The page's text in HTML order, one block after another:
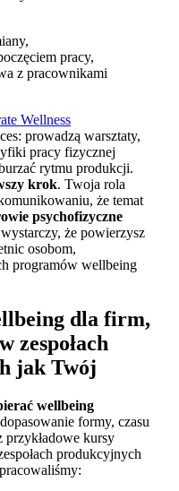
pracy,
z pracownikami
Wellness
prowadzą warsztaty,
pracy fizycznej
rytmu produkcji.
krok. Twoja rola
że temat
psychofizyczne
że powierzysz
osobom,
programów wellbeing
dla firm,
zespołach
jak Twój
wellbeing
formy, czasu
przykładowe kursy
produkcyjnych